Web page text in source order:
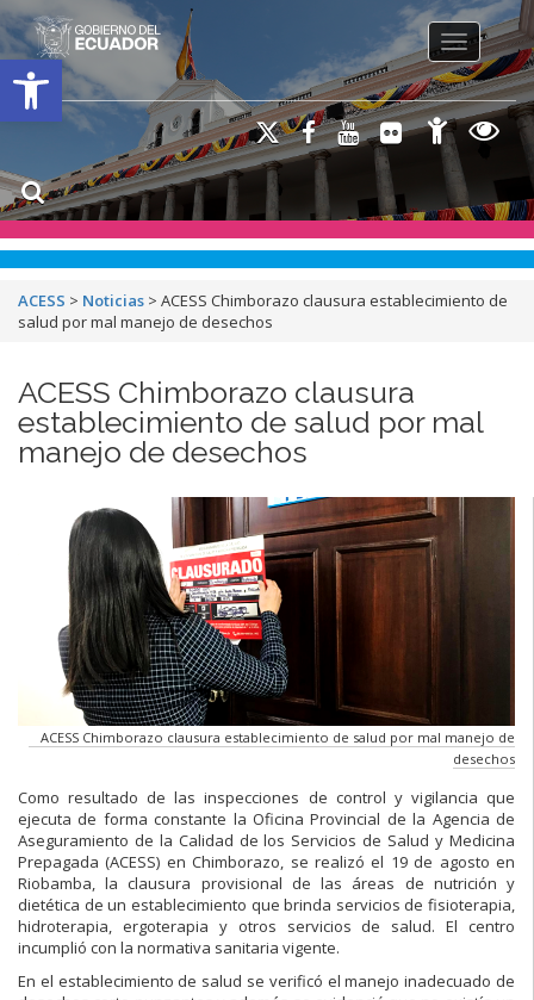
Open toolbar
Toggle
ACESS > Noticias > ACESS Chimborazo clausura establecimiento de
salud por mal manejo de desechos
ACESS Chimborazo clausura
establecimiento de salud por mal
manejo de desechos
ACESS Chimborazo clausura establecimiento de salud por mal manejo de
desechos
Como resultado de las inspecciones de control y vigilancia que
ejecuta de forma constante la Oficina Provincial de la Agencia de
Aseguramiento de la Calidad de los Servicios de Salud y Medicina
Prepagada (ACESS) en Chimborazo, se realizó el 19 de agosto en
Riobamba, la clausura provisional de las áreas de nutrición y
dietética de un establecimiento que brinda servicios de fisioterapia,
hidroterapia, ergoterapia y otros servicios de salud. El centro
incumplió con la normativa sanitaria vigente.
En el establecimiento de salud se verificó el manejo inadecuado de